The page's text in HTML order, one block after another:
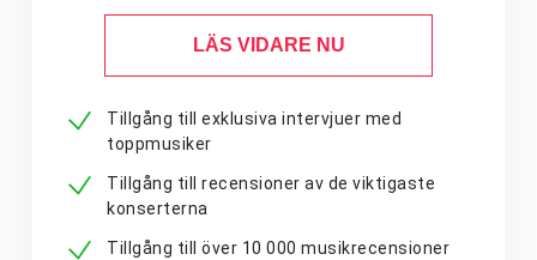
LÄS VIDARE NU
Tillgång till exklusiva intervjuer med
toppmusiker
Tillgång till recensioner av de viktigaste
konserterna
Tillgång till över 10 000 musikrecensioner